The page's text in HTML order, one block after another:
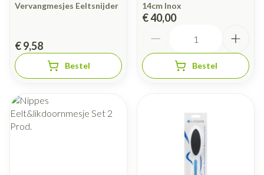
Vervangmesjes Eeltsnijder
€ 9,58
Bestel
14cm Inox
€ 40,00
Bestel